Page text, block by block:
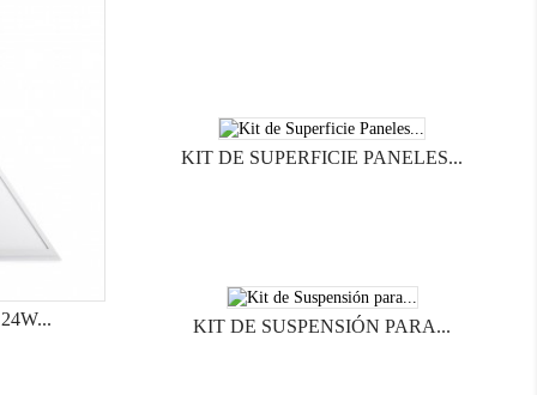
KIT DE SUPERFICIE PANELES...
KIT DE SUSPENSIÓN PARA...